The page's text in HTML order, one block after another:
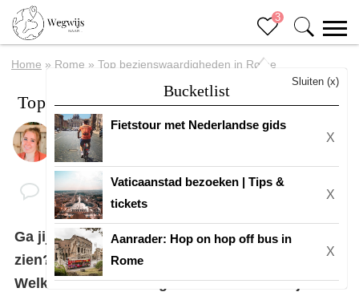
3
Bucketlist
Sluiten (x)
Fietstour met Nederlandse gids
X
Vaticaanstad bezoeken | Tips &
tickets
X
Aanrader: Hop on hop off bus in
Rome
X
Home » Rome » Top bezienswaardigheden in Rome
Top bezienswaardigheden in Rome
DoorEline
Ga jij Rome bezoeken en wil je veel van de stad
zien? Maar weet je niet waar je moet beginnen?
Welke bezienswaardigheden het waard zijn om